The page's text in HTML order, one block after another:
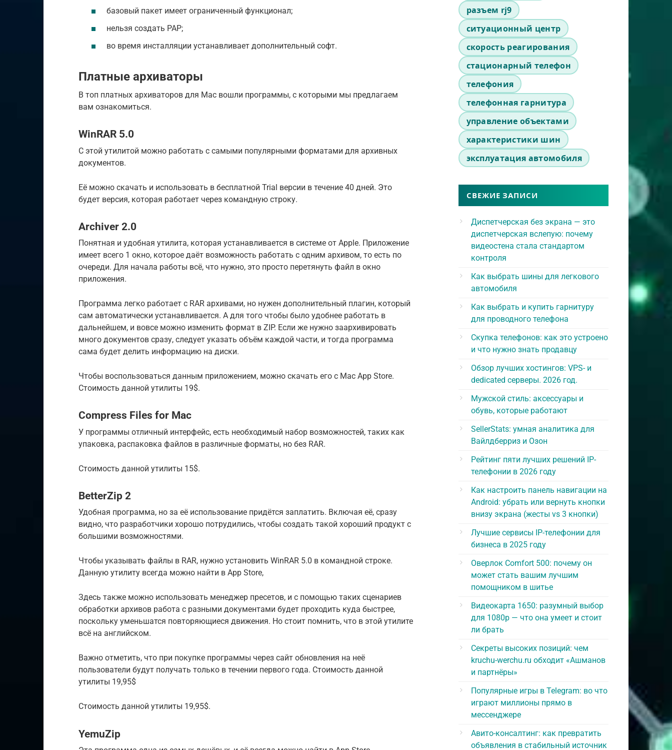
базовый пакет имеет ограниченный функционал;
нельзя создать РАР;
во время инсталляции устанавливает дополнительный софт.
Платные архиваторы
В топ платных архиваторов для Mac вошли программы, с которыми мы предлагаем
вам ознакомиться.
WinRAR 5.0
С этой утилитой можно работать с самыми популярными форматами для архивных
документов.
Её можно скачать и использовать в бесплатной Trial версии в течение 40 дней. Это
будет версия, которая работает через командную строку.
Archiver 2.0
Понятная и удобная утилита, которая устанавливается в системе от Apple. Приложение
имеет всего 1 окно, которое даёт возможность работать с одним архивом, то есть по
очереди. Для начала работы всё, что нужно, это просто перетянуть файл в окно
приложения.
Программа легко работает с RAR архивами, но нужен дополнительный плагин, который
сам автоматически устанавливается. А для того чтобы было удобнее работать в
дальнейшем, и вовсе можно изменить формат в ZIP. Если же нужно заархивировать
много документов сразу, следует указать объём каждой части, и тогда программа
сама будет делить информацию на диски.
Чтобы воспользоваться данным приложением, можно скачать его с Mac App Store.
Стоимость данной утилиты 19$.
Compress Files for Mac
У программы отличный интерфейс, есть необходимый набор возможностей, таких как
упаковка, распаковка файлов в различные форматы, но без RAR.
Стоимость данной утилиты 15$.
BetterZip 2
Удобная программа, но за её использование придётся заплатить. Включая её, сразу
видно, что разработчики хорошо потрудились, чтобы создать такой хороший продукт с
большими возможностями.
Чтобы указывать файлы в RAR, нужно установить WinRAR 5.0 в командной строке.
Данную утилиту всегда можно найти в App Store,
Здесь также можно использовать менеджер пресетов, и с помощью таких сценариев
обработки архивов работа с разными документами будет проходить куда быстрее,
поскольку уменьшатся повторяющиеся движения. Но стоит помнить, что в этой утилите
всё на английском.
Важно отметить, что при покупке программы через сайт обновления на неё
пользователи будут получать только в течении первого года. Стоимость данной
утилиты 19,95$
Стоимость данной утилиты 19,95$.
YemuZip
разъем rj9
ситуационный центр
скорость реагирования
стационарный телефон
телефония
телефонная гарнитура
управление объектами
характеристики шин
эксплуатация автомобиля
СВЕЖИЕ ЗАПИСИ
Диспетчерская без экрана — это
диспетчерская вслепую: почему
видеостена стала стандартом
контроля
Как выбрать шины для легкового
автомобиля
Как выбрать и купить гарнитуру
для проводного телефона
Скупка телефонов: как это устроено
и что нужно знать продавцу
Обзор лучших хостингов: VPS- и
dedicated серверы. 2026 год.
Мужской стиль: аксессуары и
обувь, которые работают
SellerStats: умная аналитика для
Вайлдберриз и Озон
Рейтинг пяти лучших решений IP-
телефонии в 2026 году
Как настроить панель навигации на
Android: убрать или вернуть кнопки
внизу экрана (жесты vs 3 кнопки)
Лучшие сервисы IP-телефонии для
бизнеса в 2025 году
Оверлок Comfort 500: почему он
может стать вашим лучшим
помощником в шитье
Видеокарта 1650: разумный выбор
для 1080p — что она умеет и стоит
ли брать
Секреты высоких позиций: чем
kruchu-werchu.ru обходит «Ашманов
и партнёры»
Популярные игры в Telegram: во что
играют миллионы прямо в
мессенджере
Авито-консалтинг: как превратить
объявления в стабильный источник